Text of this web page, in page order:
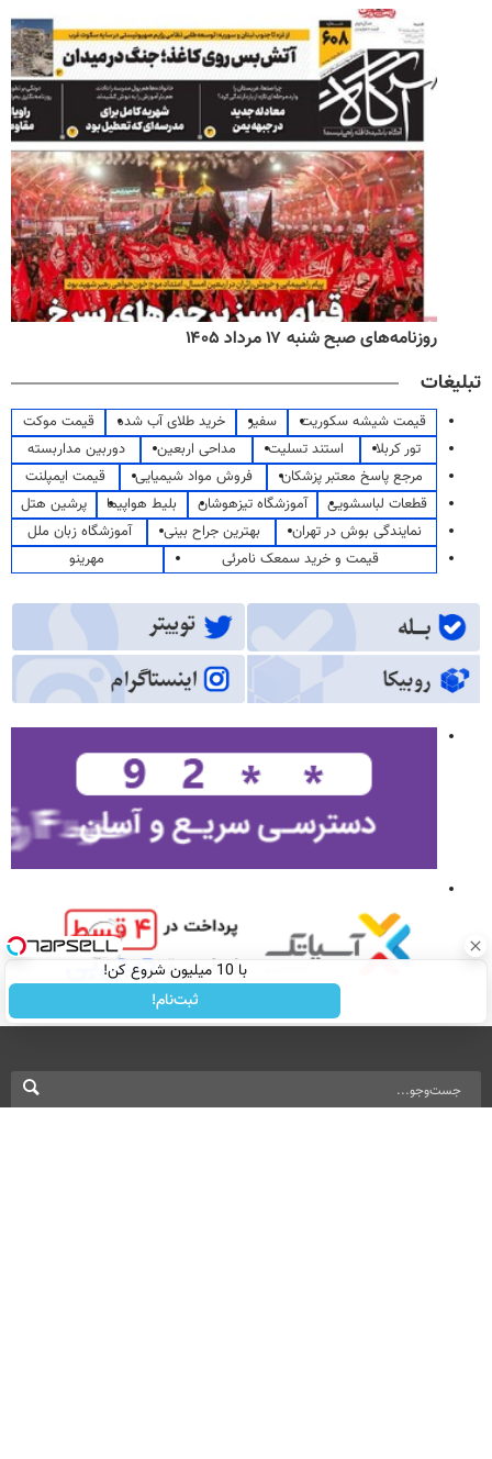
روزنامه‌های صبح شنبه ۱۷ مرداد ۱۴۰۵
تبلیغات
قیمت شیشه سکوریت سفیر خرید طلای آب شده
قیمت موکت
تور کربلا
استند تسلیت مداحی اربعین
دوربین مداربسته
مرجع پاسخ معتبر پزشکان
فروش مواد شیمیایی
قیمت ایمپلنت
قطعات لباسشویی
آموزشگاه تیزهوشان بلیط هواپیما
پرشین هتل
نمایندگی بوش در تهران
بهترین جراح بینی
آموزشگاه زبان ملل
قیمت و خرید سمعک نامرئی
مهرینو
با 10 میلیون شروع کن!
ثبت‌نام!